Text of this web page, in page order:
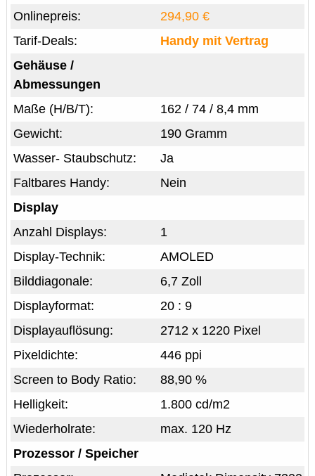
294,90 €
Onlinepreis:
Handy mit Vertrag
Tarif-Deals:
Gehäuse /
Abmessungen
162 / 74 / 8,4 mm
Maße (H/B/T):
190 Gramm
Gewicht:
Ja
Wasser- Staubschutz:
Nein
Faltbares Handy:
Display
1
Anzahl Displays:
AMOLED
Display-Technik:
6,7 Zoll
Bilddiagonale:
20 : 9
Displayformat:
2712 x 1220 Pixel
Displayauflösung:
446 ppi
Pixeldichte:
88,90 %
Screen to Body Ratio:
1.800 cd/m2
Helligkeit:
max. 120 Hz
Wiederholrate:
Prozessor / Speicher